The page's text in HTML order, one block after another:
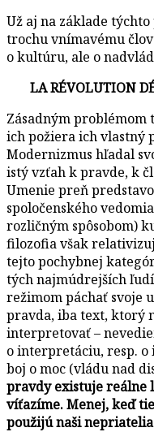
Už aj na základe
trochu vnímavému
o kultúru, ale o
LA RÉVOLUTION
Zásadným problémom
ich požiera ich vlastný
Modernizmus hľadal
istý vzťah k pravde, k
Umenie preň
spoločenského
rozličným spôsobom)
filozofia však
tejto pochybnej
tých najmúdrejších
režimom páchať svoje
pravda, iba text, ktorý
interpretovať –
o interpretáciu, resp.
boj o moc (vládu nad
pravdy existuje reálne
víťazíme. Menej, keď
použijú naši